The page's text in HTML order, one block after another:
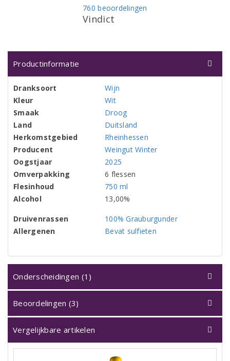
Vindict
760 beoordelingen
Productinformatie
Dranksoort
Wijn
Kleur
Wit
Smaak
Droog
Land
Duitsland
Herkomstgebied
Rheinhessen
Producent
Weingut Winter
Oogstjaar
2025
Omverpakking
6 flessen
Flesinhoud
750 ml
Alcohol
13,00%
Druivenrassen
100% Grauburgunder
Allergenen
Bevat sulfieten
Onderscheidingen (1)
Beoordelingen (3)
Vergelijkbare artikelen